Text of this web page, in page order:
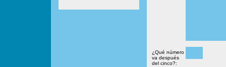
¿Qué número
va después
del cinco?: